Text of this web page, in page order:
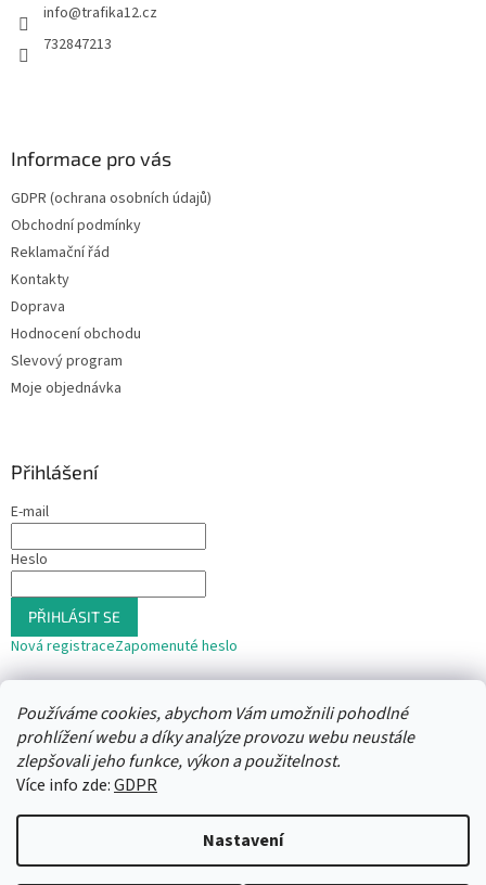
Používáme cookies, abychom Vám umožnili pohodlné
prohlížení webu a díky analýze provozu webu neustále
zlepšovali jeho funkce, výkon a použitelnost.
Více info zde:GDPR
Nastavení
info@trafika12.cz
732847213
Informace pro vás
GDPR (ochrana osobních údajů)
Obchodní podmínky
Reklamační řád
Kontakty
Doprava
Hodnocení obchodu
Slevový program
Moje objednávka
Přihlášení
E-mail
Heslo
PŘIHLÁSIT SE
Nová registraceZapomenuté heslo
nebo
Přihlásit se přes Seznam